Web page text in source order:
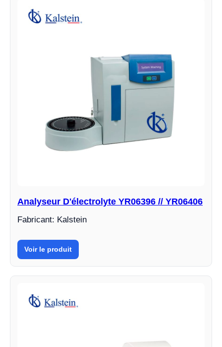
Analyseur D'électrolyte YR06396 // YR06406
Fabricant: Kalstein
Voir le produit